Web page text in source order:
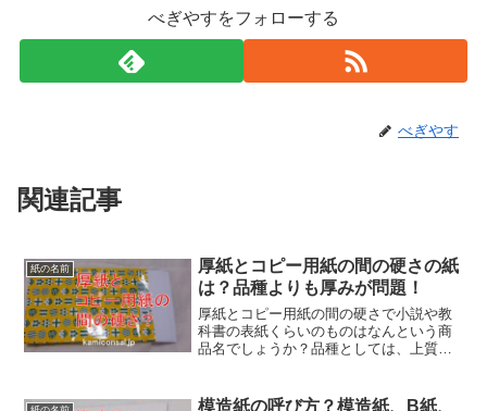
べぎやすをフォローする
べぎやす
関連記事
紙の名前
厚紙とコピー用紙の間の硬さの紙
は？品種よりも厚みが問題！
厚紙とコピー用紙の間の硬さで小説や教
科書の表紙くらいのものはなんという商
品名でしょうか？品種としては、上質、
になります。厚紙とコピー用紙ではかな
模造紙の呼び方？模造紙、B紙、